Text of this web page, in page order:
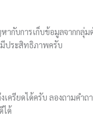
กับการเก็บข้อมูลจากกลุ่
ประสิทธิภาพครับ
ครียดได้ครับ ลองถามคำถ
ได้